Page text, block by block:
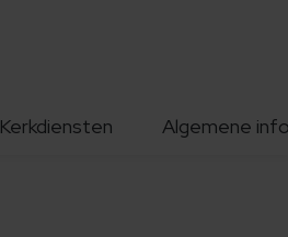
Kerkdiensten Algemene